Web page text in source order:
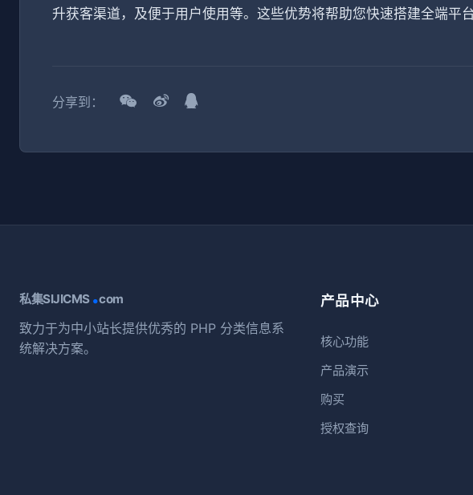
升获客渠道，及便于用户使用等。这些优势将帮助您快速搭建全端平
分享到：
私集SIJICMS .com
致力于为中小站长提供优秀的 PHP 分类信息系
统解决方案。
产品中心
核心功能
产品演示
购买
授权查询